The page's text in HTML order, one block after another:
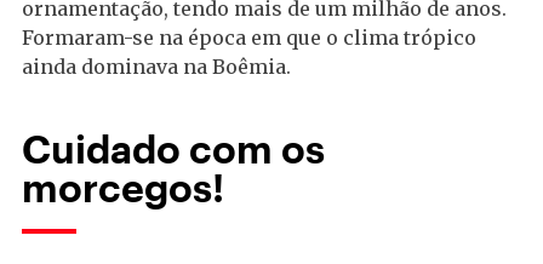
ornamentação, tendo mais de um milhão de anos.
Formaram-se na época em que o clima trópico
ainda dominava na Boêmia.
Cuidado com os
morcegos!